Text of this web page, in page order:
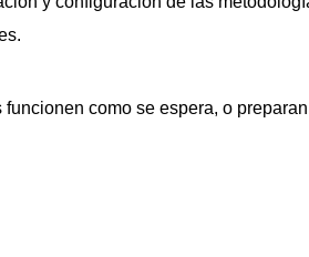
como se espera, o preparan